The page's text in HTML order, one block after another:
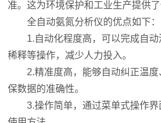
准。这为环境保护和工业生产提供了
全自动氨氮分析仪的优点如下：
1.自动化程度高，可以完成自动
稀释等操作，减少人力投入。
2.精准度高，能够自动纠正温度
保数据的准确性。
3.操作简单，通过菜单式操作界